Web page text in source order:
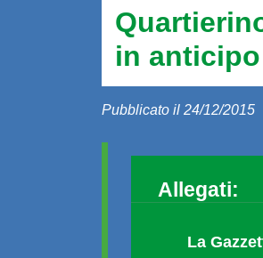
in anticipo
Pubblicato il 24/12/2015
Allegati:
La